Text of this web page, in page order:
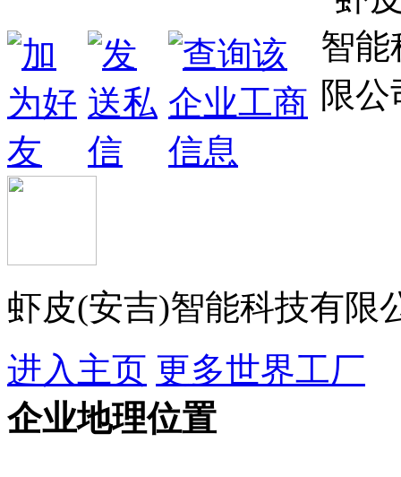
虾皮(安吉)智能科技有限
进入主页 更多世界工厂
企业地理位置